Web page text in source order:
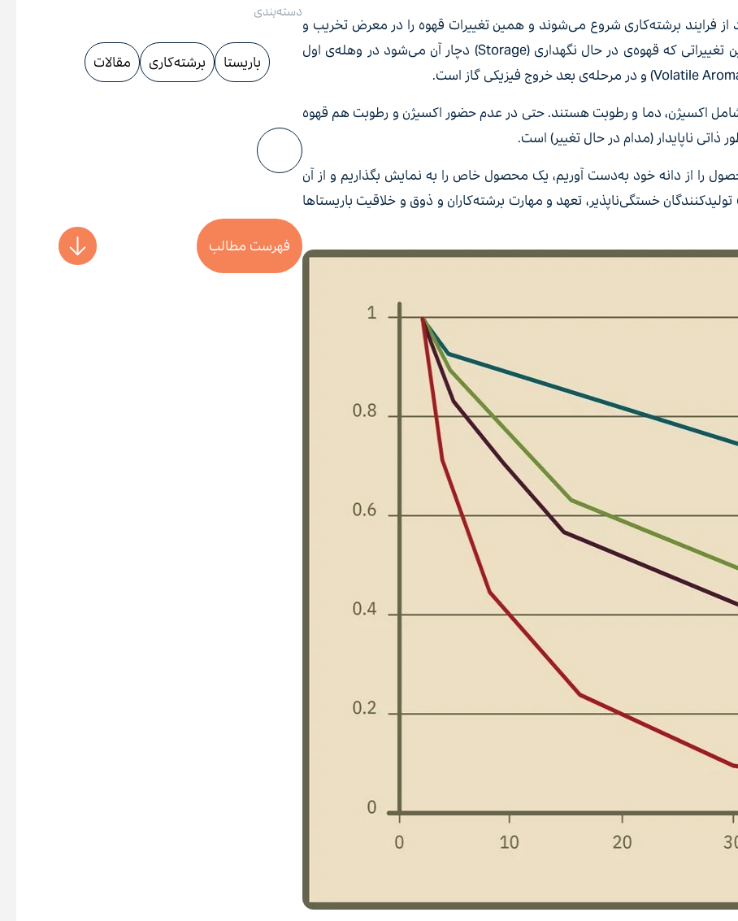
از فرایند برشته‌کاری شروع می‌شوند و همین تغییرات قهوه را در معرض تخریب و
افت کیفیت در گذر زمان قرار می‌دهند. از جمله مهم‌ترین تغییراتی که قهوه‌ی در حال نگهداری (Storage) دچار آن می‌شود در وهله‌ی اول
اکسیژن، دما و رطوبت هستند. حتی در عدم حضور اکسیژن و رطوبت هم قهوه
ناپایدار (مدام در حال تغییر) است.
را از دانه خود به‌دست آوریم، یک محصول خاص را به نمایش بگذاریم و از آن
خستگی‌ناپذیر، تعهد و مهارت برشته‌کاران و ذوق و خلاقیت باریستا‌ها
دسته‌بندی
باریستا برشته‌کاری مقالات
فهرست مطالب